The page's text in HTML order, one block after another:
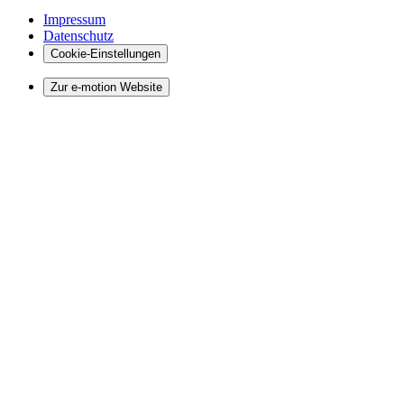
Impressum
Datenschutz
Cookie-Einstellungen
Zur e-motion Website